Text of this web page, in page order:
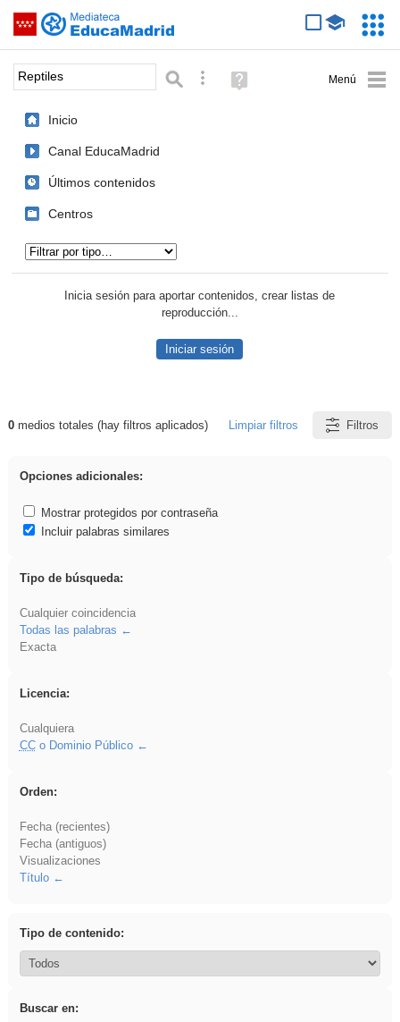
Saltar navegación
Palabra o frase: Búsqueda avanzada
Ayuda
(en
Inicio
Canal EducaMadrid
Últimos contenidos
Centros
Inicia sesión para aportar contenidos, crear listas de
reproducción...
Iniciar sesión
Resultados de: Reptiles
0medios totales (hay filtros aplicados) Limpiar filtros Filtros
Opciones adicionales:
Mostrar protegidos por contraseña
Incluir palabras similares
Tipo de búsqueda:
Cualquier coincidencia
Todas las palabras
Exacta
Licencia:
Cualquiera
CCo Dominio Público
Orden:
Fecha (recientes)
Fecha (antiguos)
Visualizaciones
Título
Tipo de contenido:
Buscar en: